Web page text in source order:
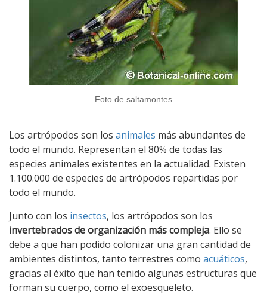
Foto de saltamontes
Los artrópodos son los animales más abundantes de
todo el mundo. Representan el 80% de todas las
especies animales existentes en la actualidad. Existen
1.100.000 de especies de artrópodos repartidas por
todo el mundo.
Junto con los insectos, los artrópodos son los
invertebrados de organización más compleja. Ello se
debe a que han podido colonizar una gran cantidad de
ambientes distintos, tanto terrestres como acuáticos,
gracias al éxito que han tenido algunas estructuras que
forman su cuerpo, como el exoesqueleto.